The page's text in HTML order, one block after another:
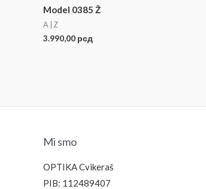
Model 0385 Ž
A | Z
3.990,00 рсд
Mi smo
OPTIKA Cvikeraš
PIB: 112489407